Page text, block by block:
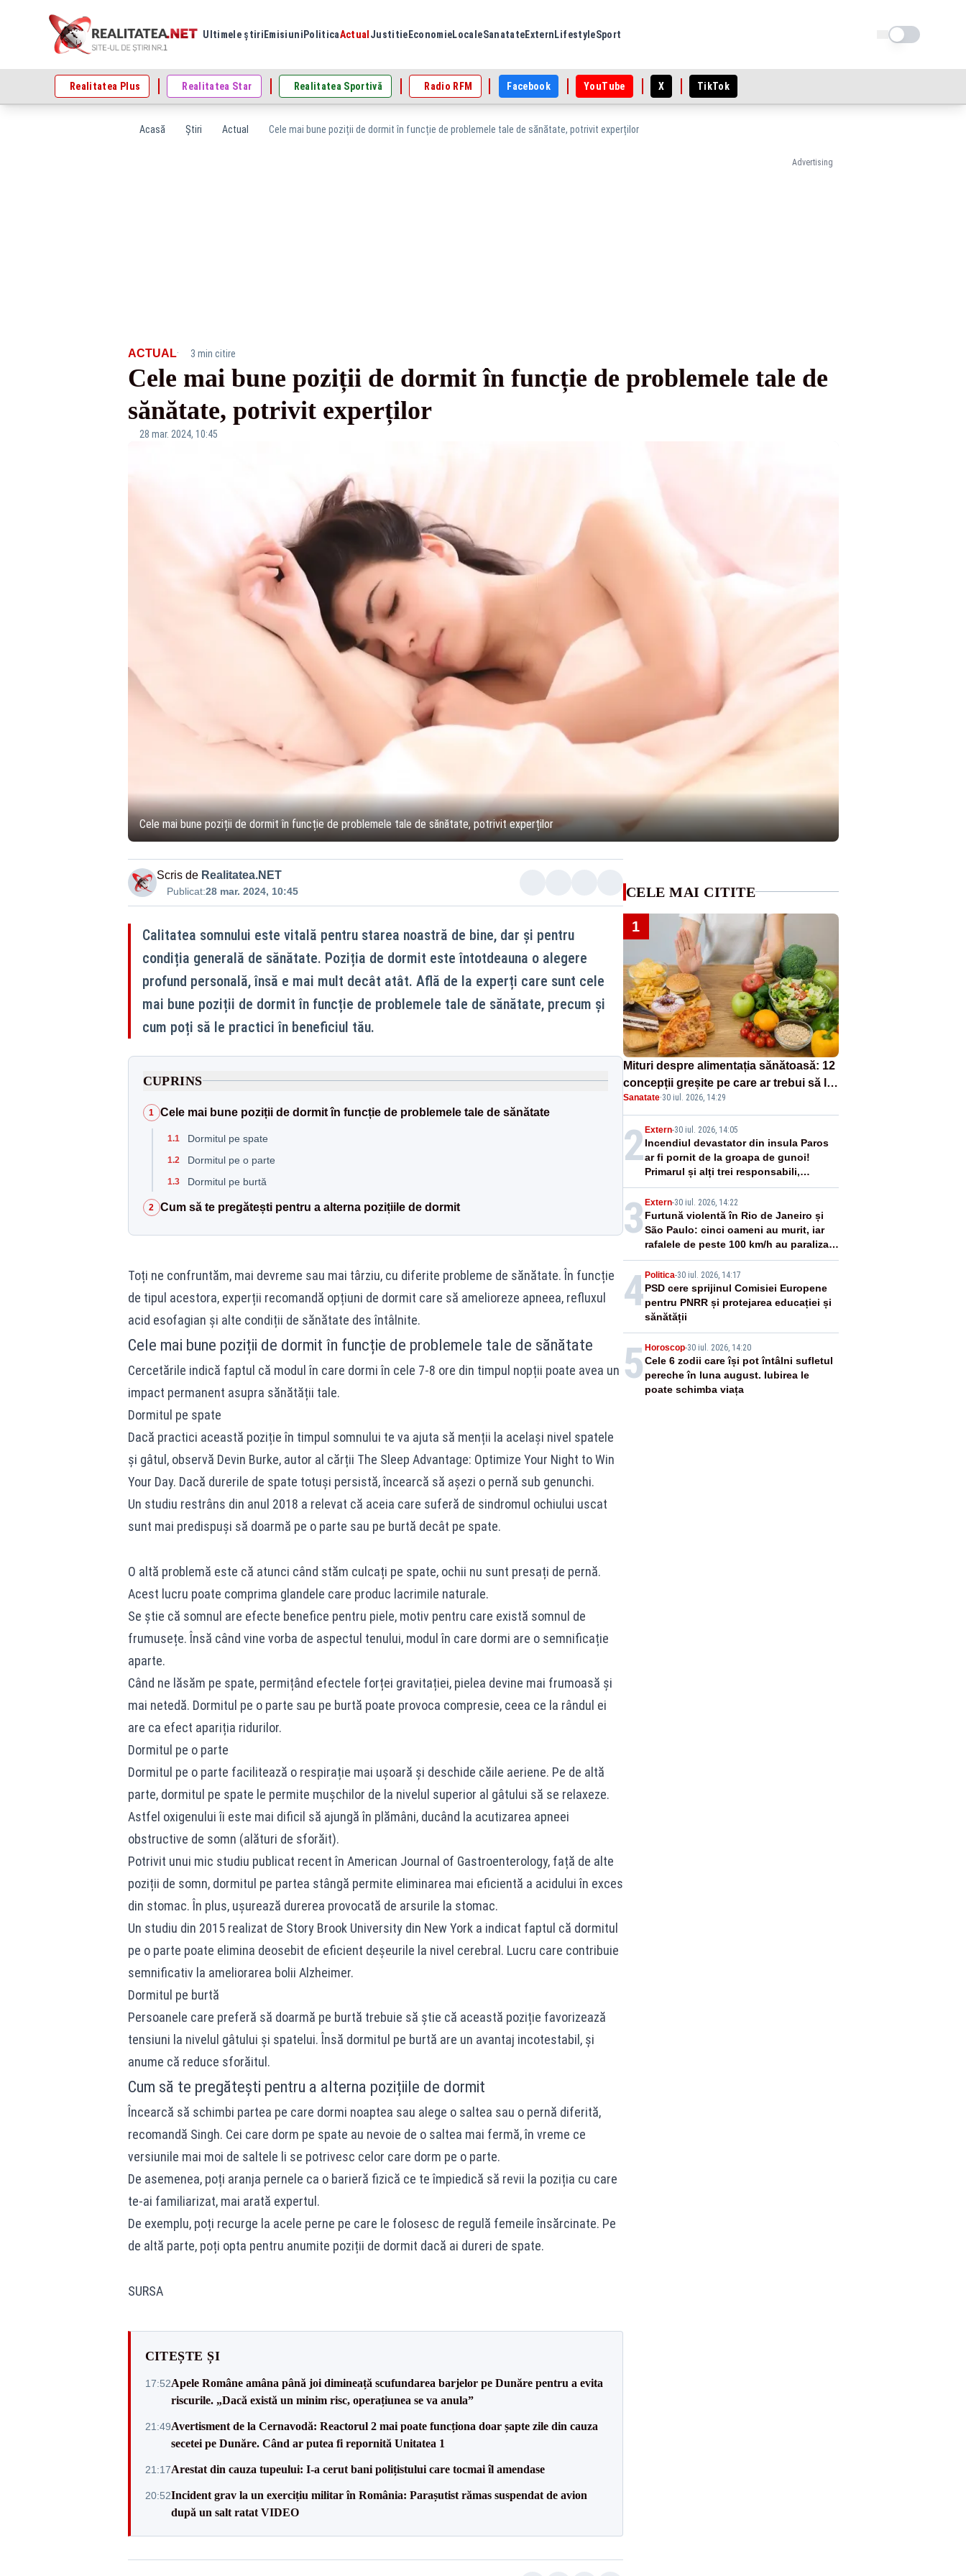
Ultimele știri Emisiuni PoliticaActual Justitie EconomieLocaleSanatateExtern LifestyleSport Schimba tema
Realitatea Plus Realitatea Star Realitatea Sportivă Radio RFM Facebook YouTube X TikTok
Acasă Știri Actual Cele mai bune poziții de dormit în funcție de problemele tale de sănătate, potrivit experților
Advertising
ACTUAL· 3 min citire
Cele mai bune poziții de dormit în funcție de problemele tale de
sănătate, potrivit experților
28 mar. 2024, 10:45
Cele mai bune poziții de dormit în funcție de problemele tale de sănătate, potrivit experților
Scris de Realitatea.NET
Publicat:28 mar. 2024, 10:45
Calitatea somnului este vitală pentru starea noastră de bine, dar și pentru
condiția generală de sănătate. Poziția de dormit este întotdeauna o alegere
profund personală, însă e mai mult decât atât. Află de la experți care sunt cele
mai bune poziții de dormit în funcție de problemele tale de sănătate, precum și
cum poți să le practici în beneficiul tău.
CUPRINS
1 Cele mai bune poziții de dormit în funcție de problemele tale de sănătate
1.1 Dormitul pe spate
1.2 Dormitul pe o parte
1.3 Dormitul pe burtă
2 Cum să te pregătești pentru a alterna pozițiile de dormit
Toți ne confruntăm, mai devreme sau mai târziu, cu diferite probleme de sănătate. În funcție
de tipul acestora, experții recomandă opțiuni de dormit care să amelioreze apneea, refluxul
acid esofagian și alte condiții de sănătate des întâlnite.
Cele mai bune poziții de dormit în funcție de problemele tale de sănătate
Cercetările indică faptul că modul în care dormi în cele 7-8 ore din timpul nopții poate avea un
impact permanent asupra sănătății tale.
Dormitul pe spate
Dacă practici această poziție în timpul somnului te va ajuta să menții la același nivel spatele
și gâtul, observă Devin Burke, autor al cărții The Sleep Advantage: Optimize Your Night to Win
Your Day. Dacă durerile de spate totuși persistă, încearcă să așezi o pernă sub genunchi.
Un studiu restrâns din anul 2018 a relevat că aceia care suferă de sindromul ochiului uscat
sunt mai predispuși să doarmă pe o parte sau pe burtă decât pe spate.
O altă problemă este că atunci când stăm culcați pe spate, ochii nu sunt presați de pernă.
Acest lucru poate comprima glandele care produc lacrimile naturale.
Se știe că somnul are efecte benefice pentru piele, motiv pentru care există somnul de
frumusețe. Însă când vine vorba de aspectul tenului, modul în care dormi are o semnificație
aparte.
Când ne lăsăm pe spate, permițând efectele forței gravitației, pielea devine mai frumoasă și
mai netedă. Dormitul pe o parte sau pe burtă poate provoca compresie, ceea ce la rândul ei
are ca efect apariția ridurilor.
Dormitul pe o parte
Dormitul pe o parte facilitează o respirație mai ușoară și deschide căile aeriene. Pe de altă
parte, dormitul pe spate le permite mușchilor de la nivelul superior al gâtului să se relaxeze.
Astfel oxigenului îi este mai dificil să ajungă în plămâni, ducând la acutizarea apneei
obstructive de somn (alături de sforăit).
Potrivit unui mic studiu publicat recent în American Journal of Gastroenterology, față de alte
poziții de somn, dormitul pe partea stângă permite eliminarea mai eficientă a acidului în exces
din stomac. În plus, ușurează durerea provocată de arsurile la stomac.
Un studiu din 2015 realizat de Story Brook University din New York a indicat faptul că dormitul
pe o parte poate elimina deosebit de eficient deșeurile la nivel cerebral. Lucru care contribuie
semnificativ la ameliorarea bolii Alzheimer.
Dormitul pe burtă
Persoanele care preferă să doarmă pe burtă trebuie să știe că această poziție favorizează
tensiuni la nivelul gâtului și spatelui. Însă dormitul pe burtă are un avantaj incotestabil, și
anume că reduce sforăitul.
Cum să te pregătești pentru a alterna pozițiile de dormit
Încearcă să schimbi partea pe care dormi noaptea sau alege o saltea sau o pernă diferită,
recomandă Singh. Cei care dorm pe spate au nevoie de o saltea mai fermă, în vreme ce
versiunile mai moi de saltele li se potrivesc celor care dorm pe o parte.
De asemenea, poți aranja pernele ca o barieră fizică ce te împiedică să revii la poziția cu care
te-ai familiarizat, mai arată expertul.
De exemplu, poți recurge la acele perne pe care le folosesc de regulă femeile însărcinate. Pe
de altă parte, poți opta pentru anumite poziții de dormit dacă ai dureri de spate.
SURSA
CITEȘTE ȘI
17:52Apele Române amâna până joi dimineață scufundarea barjelor pe Dunăre pentru a evita
riscurile. „Dacă există un minim risc, operațiunea se va anula”
21:49Avertisment de la Cernavodă: Reactorul 2 mai poate funcționa doar șapte zile din cauza
secetei pe Dunăre. Când ar putea fi repornită Unitatea 1
21:17Arestat din cauza tupeului: I-a cerut bani polițistului care tocmai îl amendase
20:52Incident grav la un exercițiu militar în România: Parașutist rămas suspendat de avion
după un salt ratat VIDEO
CELE MAI CITITE
1
Mituri despre alimentația sănătoasă: 12
concepții greșite pe care ar trebui să le
lași deoparte
Sanatate·30 iul. 2026, 14:29
2Extern-30 iul. 2026, 14:05
Incendiul devastator din insula Paros
ar fi pornit de la groapa de gunoi!
Primarul și alți trei responsabili,
arestați
3 Extern-30 iul. 2026, 14:22
Furtună violentă în Rio de Janeiro și
São Paulo: cinci oameni au murit, iar
rafalele de peste 100 km/h au paralizat
transportul - VIDEO
4Politica-30 iul. 2026, 14:17
PSD cere sprijinul Comisiei Europene
pentru PNRR și protejarea educației și
sănătății
5 Horoscop-30 iul. 2026, 14:20
Cele 6 zodii care își pot întâlni sufletul
pereche în luna august. Iubirea le
poate schimba viața